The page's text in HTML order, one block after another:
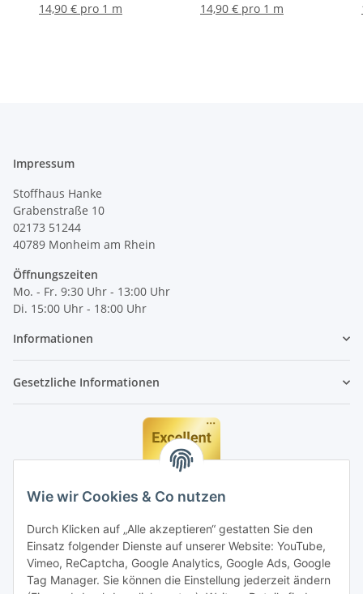
Wie wir Cookies & Co nutzen
Durch Klicken auf „Alle akzeptieren“ gestatten Sie den
Einsatz folgender Dienste auf unserer Website: YouTube,
Vimeo, ReCaptcha, Google Analytics, Google Ads, Google
Tag Manager. Sie können die Einstellung jederzeit ändern
14,90 € pro 1 m
14,90 € pro 1 m
Impressum
Stoffhaus Hanke
Grabenstraße 10
02173 51244
40789 Monheim am Rhein
Öffnungszeiten
Mo. - Fr. 9:30 Uhr - 13:00 Uhr
Di. 15:00 Uhr - 18:00 Uhr
Informationen
Gesetzliche Informationen